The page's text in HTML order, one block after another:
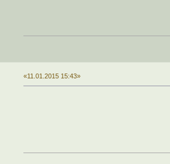
«11.01.2015 15:43»